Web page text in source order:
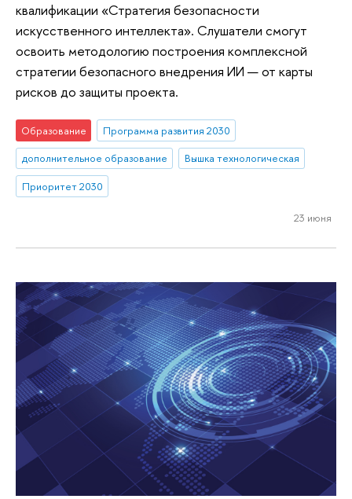
квалификации «Стратегия безопасности
искусственного интеллекта». Слушатели смогут
освоить методологию построения комплексной
стратегии безопасного внедрения ИИ — от карты
рисков до защиты проекта.
Образование
Программа развития 2030
дополнительное образование
Вышка технологическая
Приоритет 2030
23 июня